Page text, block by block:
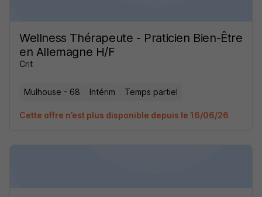
Wellness Thérapeute - Praticien Bien-Être
en Allemagne H/F
Crit
Mulhouse - 68 Intérim Temps partiel
Cette offre n’est plus disponible depuis le 16/06/26